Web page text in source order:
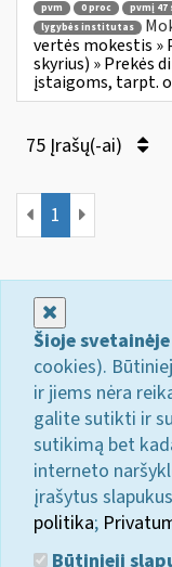
pvm 0 proc pvmį 47
lygybės institutas
vertės mokestis »
skyrius) » Prekės
įstaigoms, tarpt.
75 Įrašų(-ai)
1
Šioje
cookies).
ir jiems nėra
galite sutikti ir
sutikimą bet
interneto
įrašytus
politika;
Būtinieji